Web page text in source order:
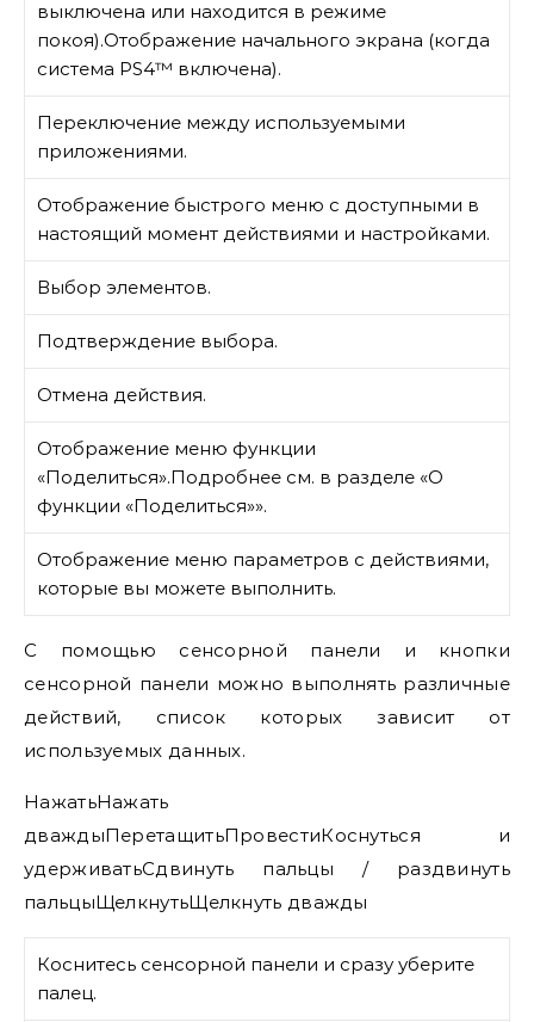
выключена или находится в режиме
покоя).Отображение начального экрана (когда
система PS4™ включена).
Переключение между используемыми
приложениями.
Отображение быстрого меню с доступными в
настоящий момент действиями и настройками.
Выбор элементов.
Подтверждение выбора.
Отмена действия.
Отображение меню функции
«Поделиться».Подробнее см. в разделе «О
функции «Поделиться»».
Отображение меню параметров с действиями,
которые вы можете выполнить.
С помощью сенсорной панели и кнопки
сенсорной панели можно выполнять различные
действий, список которых зависит от
используемых данных.
НажатьНажать
дваждыПеретащитьПровестиКоснуться и
удерживатьСдвинуть пальцы / раздвинуть
пальцыЩелкнутьЩелкнуть дважды
Коснитесь сенсорной панели и сразу уберите
палец.